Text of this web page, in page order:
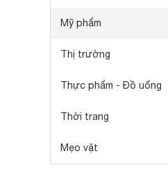
Mỹ phẩm
Thị trường
Thực phẩm - Đồ uống
Thời trang
Mẹo vặt